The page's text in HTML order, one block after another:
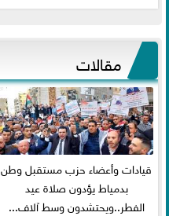
مقالات
قيادات وأعضاء حزب مستقبل وطن
بدمياط يؤدون صلاة عيد
الفطر..ويحتشدون وسط آلاف...